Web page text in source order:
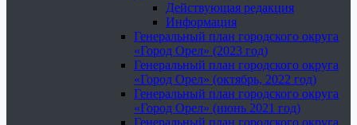
Действующая редакция
Информация
Генеральный план городского округа
«Город Орел» (2023 год)
Генеральный план городского округа
«Город Орел» (октябрь, 2022 год)
Генеральный план городского округа
«Город Орел» (июнь 2021 год)
Генеральный план городского округа